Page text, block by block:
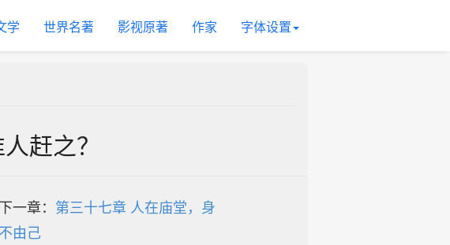
学 世界名著 影视原著 作家 字体设置
赶之？
下一章： 第三十七章 人在庙堂，身
不由己